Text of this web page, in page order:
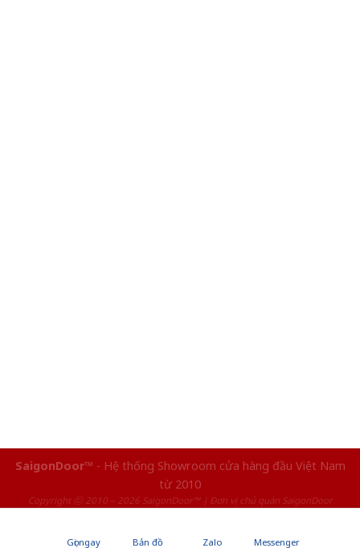
SaigonDoor™ - Hệ thống Showroom cửa hàng đầu Việt Nam
từ 2010
Copyright ⓒ 2010 – 2026 SaigonDoor™ | Đơn vị chủ quản SaigonDoor
Gọi ngay Bản đồ Zalo Messenger